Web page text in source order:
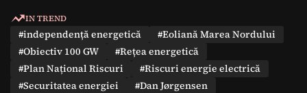
IN TREND
#independență energetică
#Eoliană Marea Nordului
#Obiectiv 100 GW
#Rețea energetică
#Plan Național Riscuri
#Riscuri energie electrică
#Securitatea energiei
#Dan Jørgensen